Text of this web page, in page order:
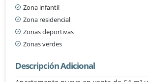
Zona infantil
Zona residencial
Zonas deportivas
Zonas verdes
Descripción Adicional